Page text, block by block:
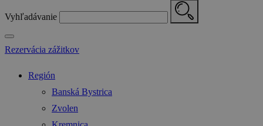
Vyhľadávanie
Rezervácia zážitkov
Región
Banská Bystrica
Zvolen